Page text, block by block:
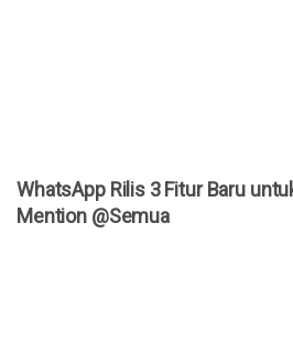
WhatsApp Rilis 3 Fitur Baru
Mention @Semua